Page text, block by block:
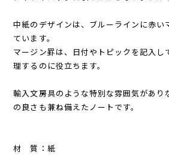
中紙のデザインは、ブルーラインに赤い
ています。
マージン罫は、日付やトピックを記入し
理するのに役立ちます。
輸入文房具のような特別な雰囲気があり
の良さも兼ね備えたノートです。
材 質：紙